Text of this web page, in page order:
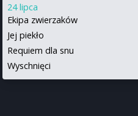
24 lipca
Ekipa zwierzaków
Jej piekło
Requiem dla snu
Wyschnięci